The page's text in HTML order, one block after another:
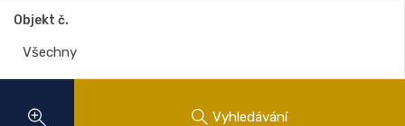
Objekt č.
Vyhledávání